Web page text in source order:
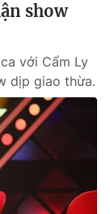
show
với Cẩm Ly
dịp giao thừa.